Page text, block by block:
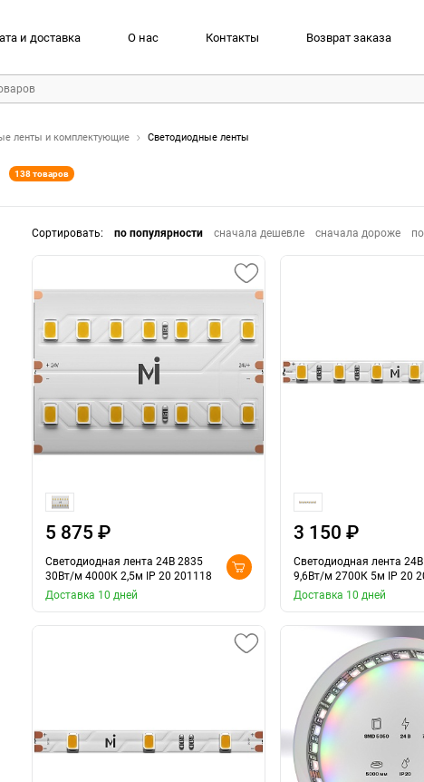
и доставка О нас Контакты Возврат заказа
ленты и комплектующие Светодиодные ленты
138 товаров
Сортировать: по популярности сначала дешевле сначала дороже
5 875 ₽
Светодиодная лента 24В 2835
30Вт/м 4000К 2,5м IP 20 201118
Доставка 10 дней
3 150 ₽
Светодиодная лента
9,6Вт/м 2700К 5м IP 20
Доставка 10 дней